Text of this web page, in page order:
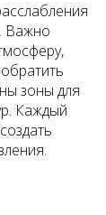
Важно
зоны для
Каждый